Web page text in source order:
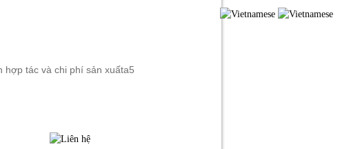
hợp tác và chi phí sản xuấta5